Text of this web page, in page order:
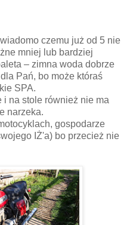
czemu już od 5 nie
mniej lub bardziej
– zimna woda dobrze
Pań, bo może któraś
SPA.
i na stole również nie ma
narzeka.
gospodarze
IŻ'a) bo przecież nie